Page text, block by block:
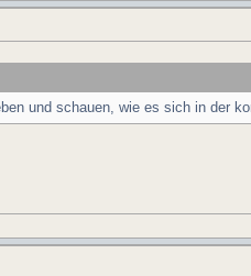
und schauen, wie es sich in der